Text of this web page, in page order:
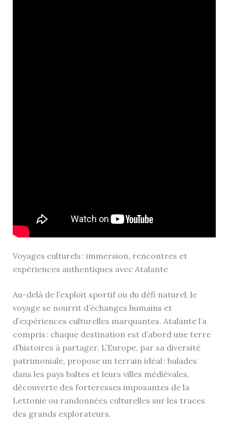
Voyages culturels : immersion, rencontres et
expériences authentiques avec Atalante
Au-delà de l’exploit sportif ou du défi naturel, le
voyage se nourrit d’échanges humains et
d’expériences culturelles marquantes. Atalante l’a
compris : chaque destination est d’abord une terre
d’histoires à partager. L’Europe, par sa diversité
patrimoniale, propose un terrain idéal : balades
dans les pays baltes et leurs villes médiévales,
découverte des forteresses imposantes de la
Lettonie ou randonnées culturelles sur les traces
des grands explorateurs.